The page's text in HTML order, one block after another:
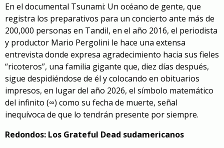
En el documental Tsunami: Un océano de gente, que
registra los preparativos para un concierto ante más de
200,000 personas en Tandil, en el año 2016, el periodista
y productor Mario Pergolini le hace una extensa
entrevista donde expresa agradecimiento hacia sus fieles
“ricoteros”, una familia gigante que, diez días después,
sigue despidiéndose de él y colocando en obituarios
impresos, en lugar del año 2026, el símbolo matemático
del infinito (∞) como su fecha de muerte, señal
inequívoca de que lo tendrán presente por siempre.
Redondos: Los Grateful Dead sudamericanos